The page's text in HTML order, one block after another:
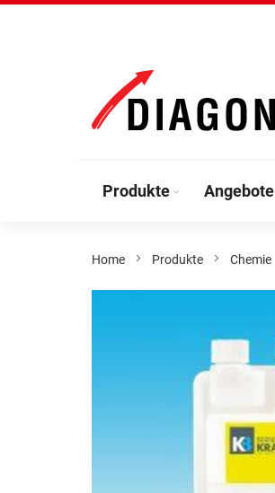
Inhalt
Produkte Angebote
Home Produkte Chemie